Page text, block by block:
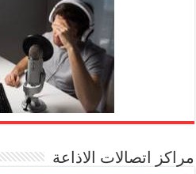
مراكز اتصالات الاذاعة